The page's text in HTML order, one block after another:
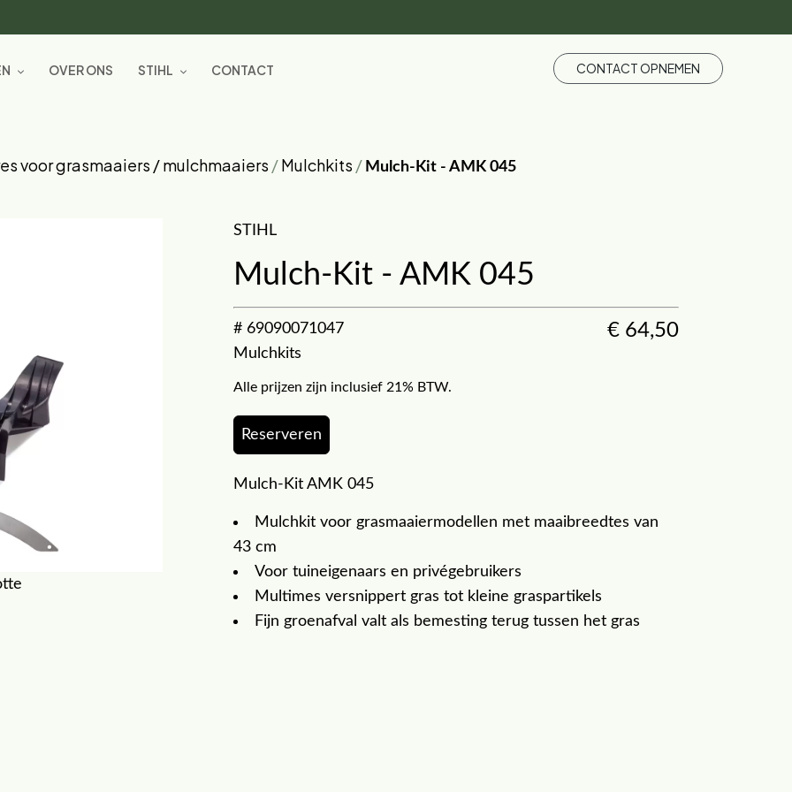
OVER ONS STIHL CONTACT CONTACT OPNEMEN
voor grasmaaiers / mulchmaaiers /Mulchkits / Mulch-Kit - AMK 045
STIHL
Mulch-Kit - AMK 045
# 69090071047
Mulchkits
€ 64,50
Alle prijzen zijn inclusief 21% BTW.
Reserveren
Mulch-Kit AMK 045
Mulchkit voor grasmaaiermodellen met maaibreedtes van
43 cm
Voor tuineigenaars en privégebruikers
Multimes versnippert gras tot kleine graspartikels
Fijn groenafval valt als bemesting terug tussen het gras